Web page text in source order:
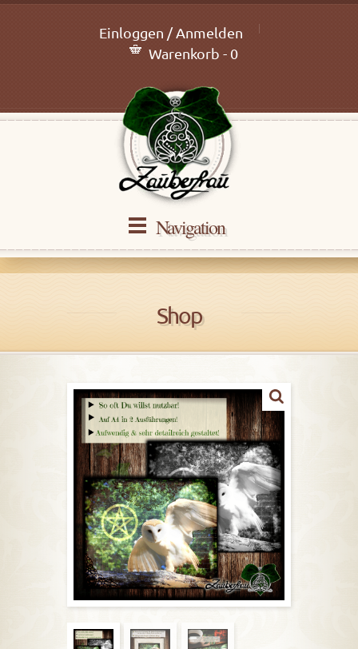
Einloggen / Anmelden
Warenkorb - 0
Navigation
Shop